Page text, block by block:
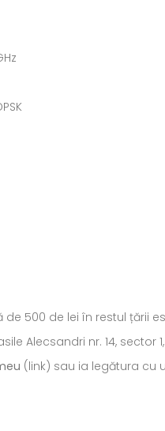
500 de lei în restul țării
Alecsandri nr. 14,
(link) sau ia legătura cu